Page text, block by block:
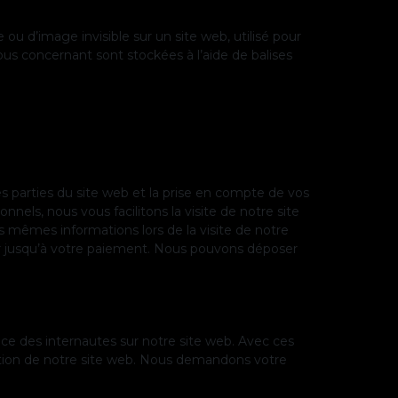
d’image invisible sur un site web, utilisé pour
concernant sont stockées à l’aide de balises
parties du site web et la prise en compte de vos
nous vous facilitons la visite de notre site
mêmes informations lors de la visite de notre
votre paiement. Nous pouvons déposer
des internautes sur notre site web. Avec ces
de notre site web. Nous demandons votre